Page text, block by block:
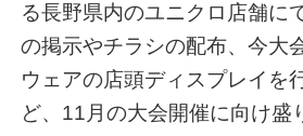
る長野県内のユニクロ店舗に
の掲示やチラシの配布、今大
ウェアの店頭ディスプレイを
ど、11月の大会開催に向け盛